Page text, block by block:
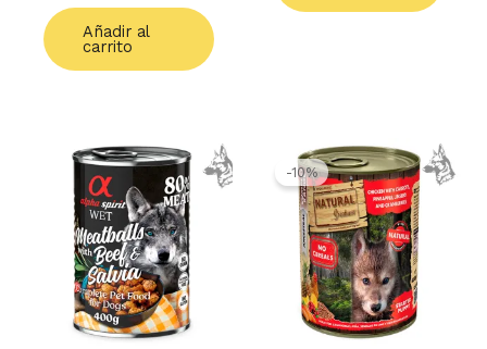
Añadir al
carrito
-10%
El
precio
original
era:
3.99 €.
El
precio
actual
es:
3.59 €.